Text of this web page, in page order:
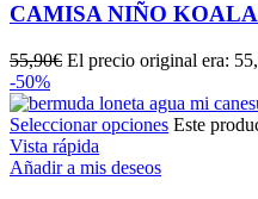
CAMISA NIÑO
55,90€ El precio original era:
-50%
Seleccionar opciones Este
Vista rápida
Añadir a mis deseos